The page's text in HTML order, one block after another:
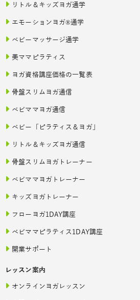
リトル＆キッズヨガ通学
エモーションヨガ®通学
ベビーマッサージ通学
美ママピラティス
ヨガ資格講座価格の一覧表
骨盤スリムヨガ通信
ベビママヨガ通信
ベビー「ピラティス＆ヨガ」
リトル＆キッズヨガ通信
骨盤スリムヨガトレーナー
ベビママヨガトレーナー
キッズヨガトレーナー
フローヨガ1DAY講座
ベビママピラティス1DAY講座
開業サポート
レッスン案内
オンラインヨガレッスン